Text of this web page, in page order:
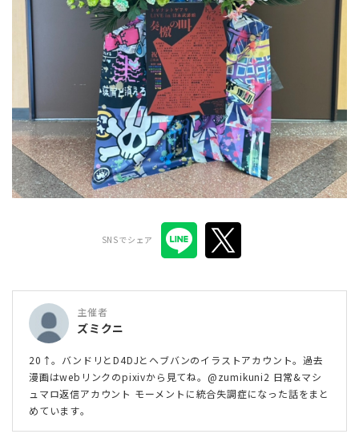
SNSでシェア
主催者
ズミクニ
20↑。バンドリとD4DJとヘブバンのイラストアカウント。過去
漫画はwebリンクのpixivから見てね。@zumikuni2 日常&マシ
ュマロ返信アカウント モーメントに統合失調症になった話をまと
めています。